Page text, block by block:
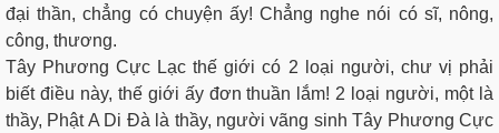
đại thần, chẳng có chuyện ấy! Chẳng nghe nói có sĩ, nông,
công, thương.
Tây Phương Cực Lạc thế giới có 2 loại người, chư vị phải
biết điều này, thế giới ấy đơn thuần lắm! 2 loại người, một là
thầy, Phật A Di Đà là thầy, người vãng sinh Tây Phương Cực